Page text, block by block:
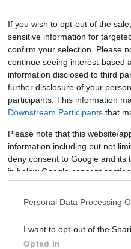
If you wish to opt-out of the
sensitive information for
confirm your selection. Please
continue seeing interest-based
information disclosed to third
further disclosure of your
participants. This information
Downstream Participants that
Please note that this website/
information including but not
deny consent to Google and its
in below Google consent section.
Personal Data Processing
I want to opt-out of the
Opted In
ésYouTube-on is!
Androidra iOS-re !
a ManUtdFanatics.hu